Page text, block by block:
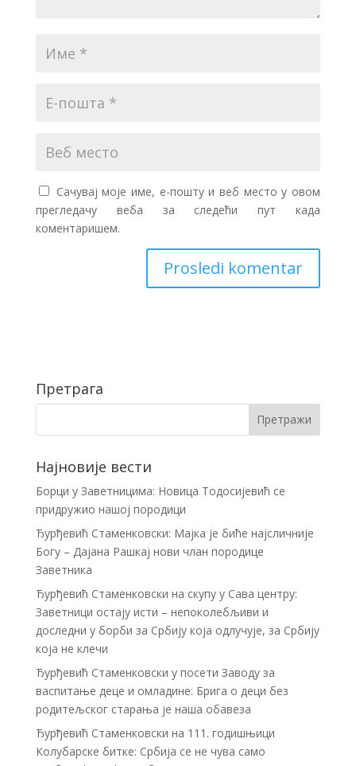
Сачувај моје име, е-пошту и веб место у овом
прегледачу веба за следећи пут када
коментаришем.
Претрага
Најновије вести
Борци у Заветницима: Новица Тодосијевић се
придружио нашој породици
Ђурђевић Стаменковски: Мајка је биће најсличније
Богу – Дајана Рашкај нови члан породице
Заветника
Ђурђевић Стаменковски на скупу у Сава центру:
Заветници остају исти – непоколебљиви и
доследни у борби за Србију која одлучује, за Србију
која не клечи
Ђурђевић Стаменковски у посети Заводу за
васпитање деце и омладине: Брига о деци без
родитељског старања је наша обавеза
Ђурђевић Стаменковски на 111. годишњици
Колубарске битке: Србија се не чува само